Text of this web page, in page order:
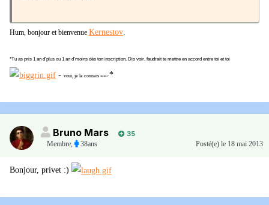
Hum, bonjour et bienvenue Kernestov
*Tu as pris 1 an d'plus ou 1 an d'moins dès ton inscription. Dis voir, faudrait te mettre en accord entre toi et toi
- voui, je la connais ==>*
Bruno Mars
35
Membre, 38ans Posté(e) le 18 mai 2013
Bonjour, privet :)